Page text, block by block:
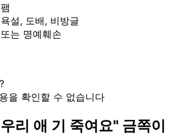
설, 도배, 비방글
는 명예훼손
을 확인할 수 없습니다
리 애 기 죽여요" 금쪽이